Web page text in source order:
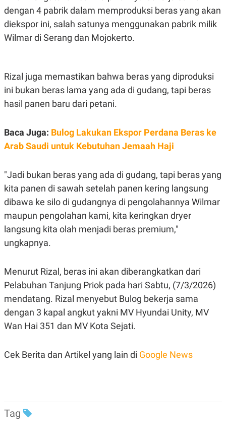
S
K
E
M
E
R
A
V
S
T
A
KANAL
P
U
S
T
T
A
I
M
A
G
E
K
O
T
A
N
L
I
S
S
NE
S
dengan 4 pabrik dalam memproduksi beras yang akan
diekspor ini, salah satunya menggunakan pabrik milik
Wilmar di Serang dan Mojokerto.
Rizal juga memastikan bahwa beras yang diproduksi
ini bukan beras lama yang ada di gudang, tapi beras
hasil panen baru dari petani.
Baca Juga: Bulog Lakukan Ekspor Perdana Beras ke
Arab Saudi untuk Kebutuhan Jemaah Haji
"Jadi bukan beras yang ada di gudang, tapi beras yang
kita panen di sawah setelah panen kering langsung
dibawa ke silo di gudangnya di pengolahannya Wilmar
maupun pengolahan kami, kita keringkan dryer
langsung kita olah menjadi beras premium,"
ungkapnya.
Menurut Rizal, beras ini akan diberangkatkan dari
Pelabuhan Tanjung Priok pada hari Sabtu, (7/3/2026)
mendatang. Rizal menyebut Bulog bekerja sama
dengan 3 kapal angkut yakni MV Hyundai Unity, MV
Wan Hai 351 dan MV Kota Sejati.
Cek Berita dan Artikel yang lain di Google News
Tag